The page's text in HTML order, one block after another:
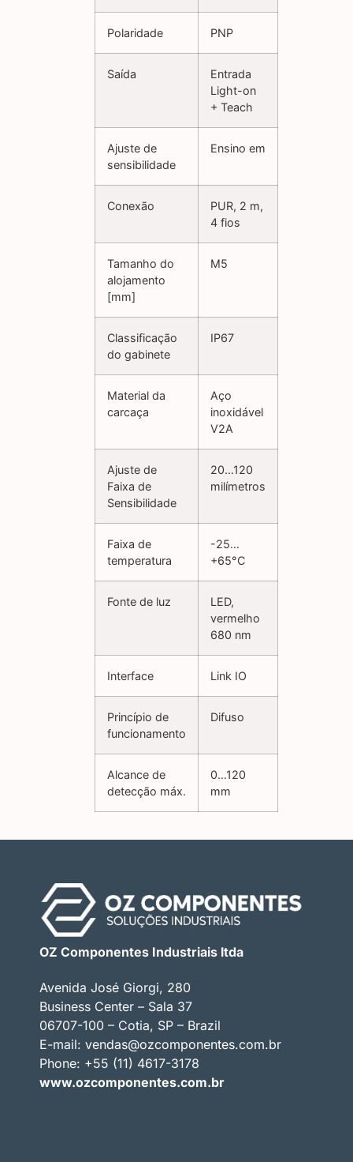
Polaridade PNP
Saída
Entrada
Light-on
+ Teach
Ajuste de
sensibilidade
Ensino em
Conexão
PUR, 2 m,
4 fios
Tamanho do
alojamento
[mm]
M5
Classificação
do gabinete
IP67
Material da
carcaça
Aço
inoxidável
V2A
Ajuste de
Faixa de
Sensibilidade
20…120
milímetros
Faixa de
temperatura
-25…
+65°C
Fonte de luz
LED,
vermelho
680 nm
Interface Link IO
Princípio de
funcionamento
Difuso
Alcance de
detecção máx.
0…120
mm
OZ Componentes Industriais ltda
Avenida José Giorgi, 280
Business Center – Sala 37
06707-100 – Cotia, SP – Brazil
E-mail: vendas@ozcomponentes.com.br
Phone: +55 (11) 4617-3178
www.ozcomponentes.com.br